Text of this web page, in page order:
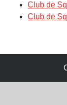
Club de
Club de